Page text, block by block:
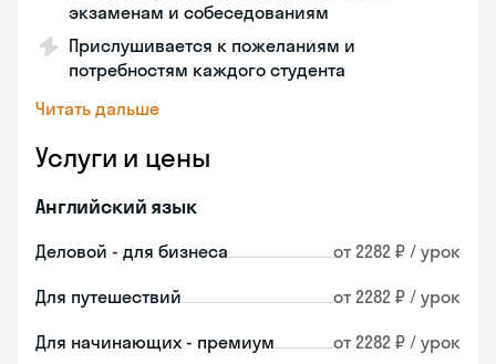
экзаменам и собеседованиям
Прислушивается к пожеланиям и
потребностям каждого студента
Читать дальше
Услуги и цены
Английский язык
Деловой - для бизнеса от 2282 ₽ / урок
Для путешествий от 2282 ₽ / урок
Для начинающих - премиум от 2282 ₽ / урок